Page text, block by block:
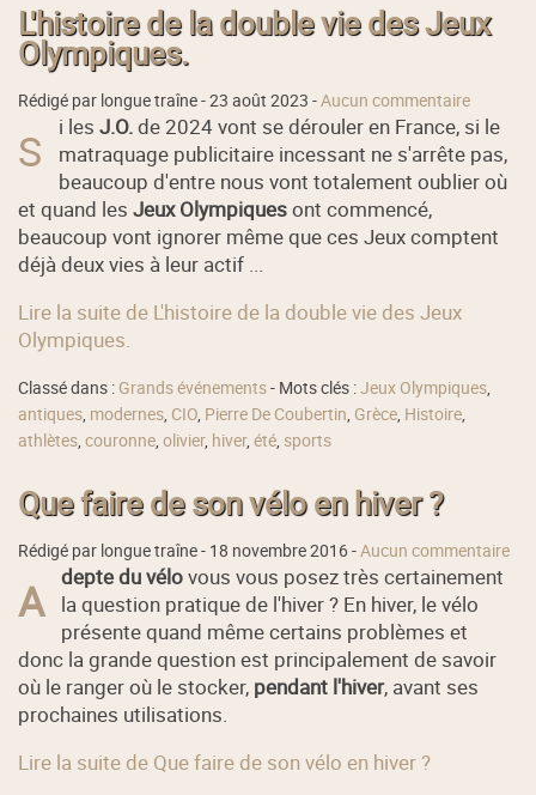
L'histoire de la double vie des Jeux
Olympiques.
Rédigé par longue traîne -23 août 2023 -Aucun commentaire
S i lesJ.O.de 2024 vont se dérouler en France, si le
matraquage publicitaire incessant ne s'arrête pas,
beaucoup d'entre nous vont totalement oublier où
et quand lesJeux Olympiquesont commencé,
beaucoup vont ignorer même que ces Jeux comptent
déjà deux vies à leur actif ...
Lire la suite de L'histoire de la double vie des Jeux
Olympiques.
Classé dans : Grands événements- Mots clés :Jeux Olympiques
antiques modernes CIO Pierre De Coubertin Grèce Histoire
athlètes ,couronne ,olivier, hiver,été sports
Que faire de son vélo en hiver ?
Rédigé par longue traîne - 18 novembre 2016-Aucun commentaire
A depte du vélovous vous posez très certainement
la question pratique de l'hiver ? En hiver, le vélo
présente quand même certains problèmes et
donc la grande question est principalement de savoir
où le ranger où le stocker, pendant l'hiver, avant ses
prochaines utilisations.
Lire la suite de Que faire de son vélo en hiver ?